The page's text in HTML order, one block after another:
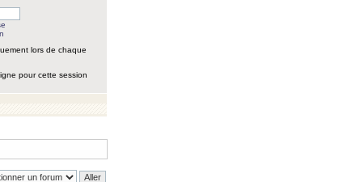
lors de chaque
pour cette session